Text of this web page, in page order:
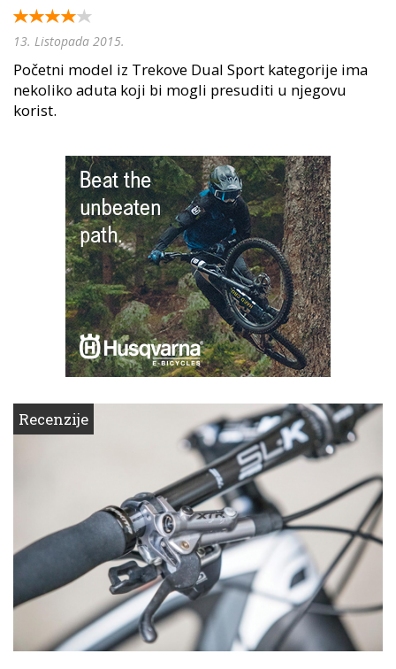
13. Listopada 2015.
Početni model iz Trekove Dual Sport kategorije ima
nekoliko aduta koji bi mogli presuditi u njegovu
korist.
Recenzije